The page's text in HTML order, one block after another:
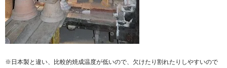
※日本製と違い、比較的焼成温度が低いので、欠けたり割れたりしやすいので